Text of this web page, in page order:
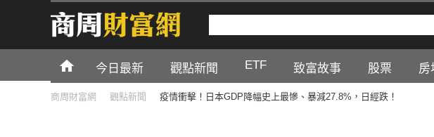
今日最新 觀點新聞 ETF 致富故事 股票 房
商周財富網 觀點新聞 疫情衝擊！日本GDP降幅史上最慘、暴減27.8%，日經跌！